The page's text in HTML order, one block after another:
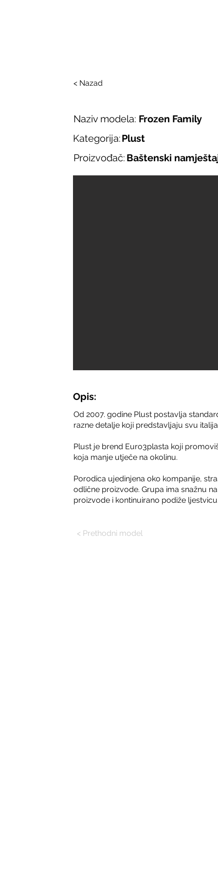
< Nazad
Naziv modela: Frozen Family
Kategorija:Plust
Proizvođač: Baštenski
Opis:
Od 2007. godine Plust postavlja
razne detalje koji predstavljaju svu
Plust je brend Euro3plasta koji
koja manje utječe na okolinu.
Porodica ujedinjena oko kompanije,
odlične proizvode. Grupa ima snažnu
proizvode i kontinuirano podiže
< Prethodni model